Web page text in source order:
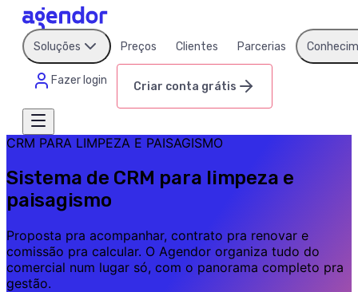
Soluções Preços Clientes Parcerias
Fazer login Criar conta grátis
CRM PARA LIMPEZA E PAISAGISMO
Sistema de CRM para limpeza e
paisagismo
Proposta pra acompanhar, contrato pra renovar e
comissão pra calcular. O Agendor organiza tudo do
comercial num lugar só, com o panorama completo pra
gestão.